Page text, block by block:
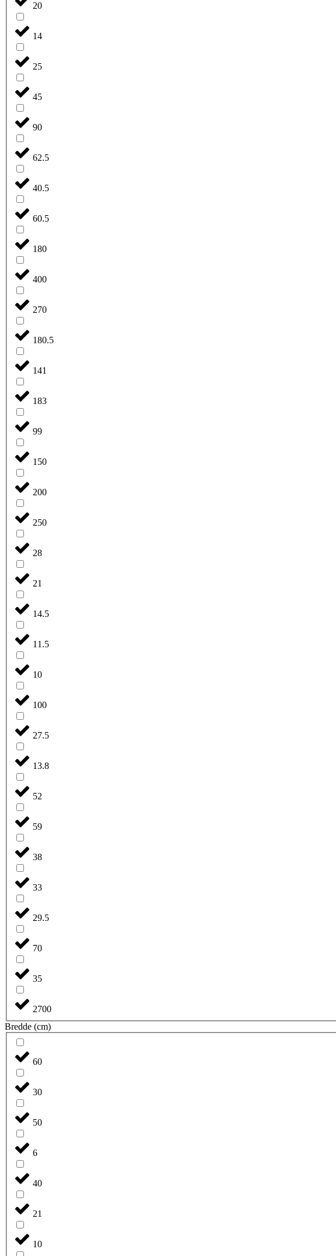
20
14
25
45
90
62.5
40.5
60.5
180
400
270
180.5
141
183
99
150
200
250
28
21
14.5
11.5
10
100
27.5
13.8
52
59
38
33
29.5
70
35
2700
Bredde (cm)
60
30
50
6
40
21
10